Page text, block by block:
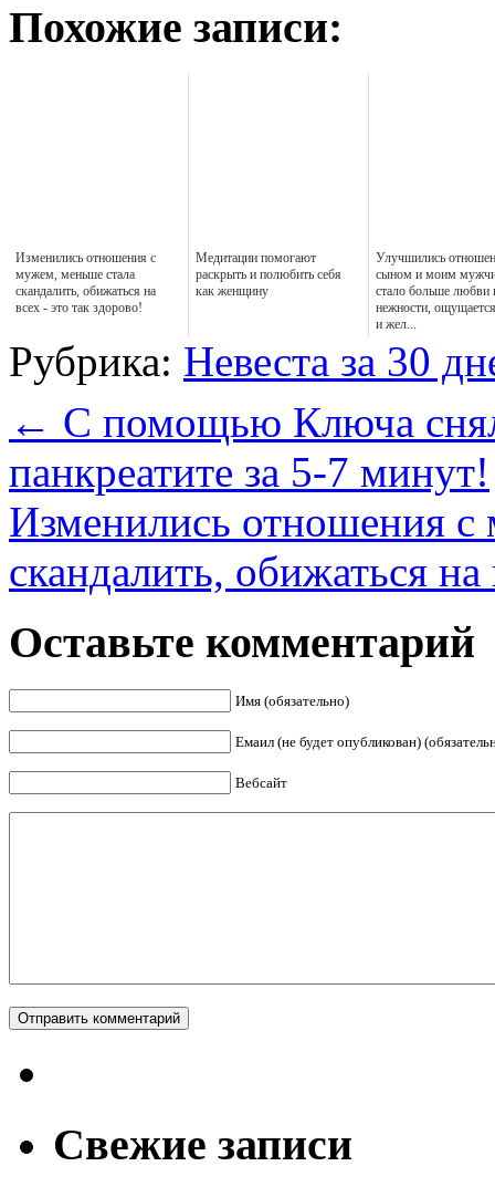
Похожие записи:
Изменились отношения с
мужем, меньше стала
скандалить, обижаться на
всех - это так здорово!
Медитации помогают
раскрыть и полюбить себя
как женщину
Улучшились
сыном и моим
стало больше любви
нежности,
и жел...
Рубрика: Невеста за 30
← С помощью Ключа
панкреатите за 5-7 минут!
Изменились отношения
скандалить, обижаться
Оставьте комментарий
Имя (обязательно)
Емаил (не будет опубликован)
Вебсайт
Свежие записи